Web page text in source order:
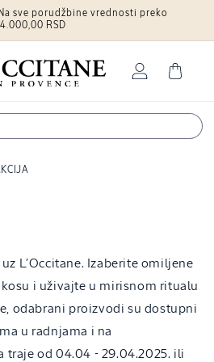
sve porudžbine vrednosti preko
4.000,00 RSD
in
Cart
L’Occitane. Izaberite omiljene
i uživajte u mirisnom ritualu
odabrani proizvodi su dostupni
u radnjama i na
traje od 04.04 - 29.04.2025. ili